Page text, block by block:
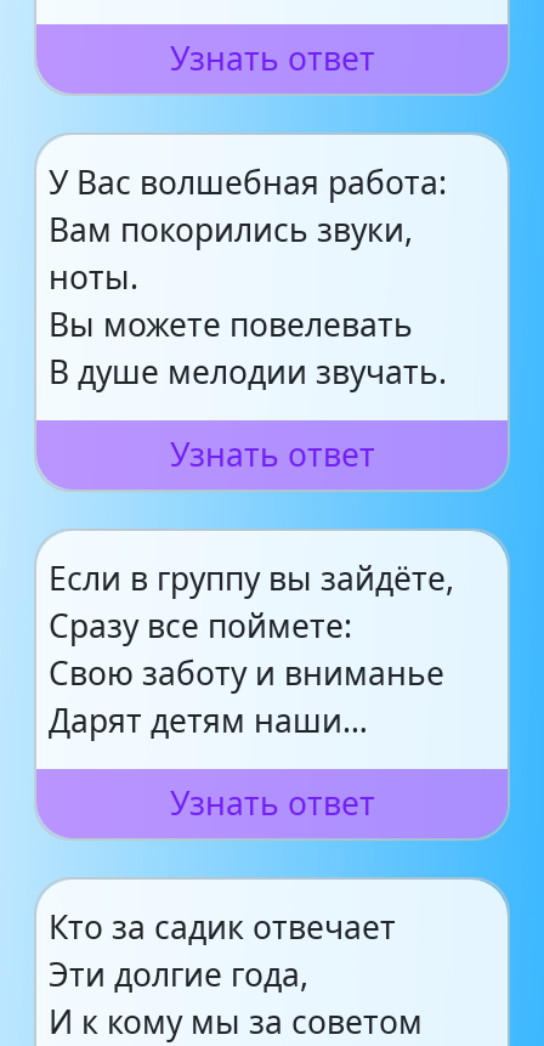
Узнать ответ
У Вас волшебная работа:
Вам покорились звуки,
ноты.
Вы можете повелевать
В душе мелодии звучать.
Узнать ответ
Если в группу вы зайдёте,
Сразу все поймете:
Свою заботу и вниманье
Дарят детям наши…
Узнать ответ
Кто за садик отвечает
Эти долгие года,
И к кому мы за советом